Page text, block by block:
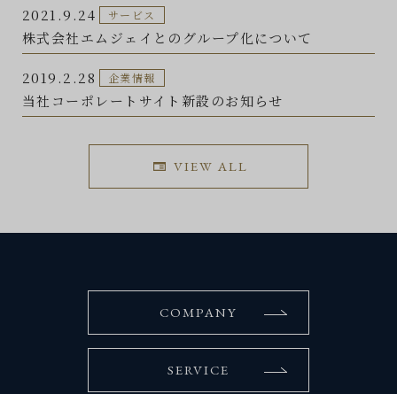
2021.9.24 サービス
株式会社エムジェイとのグループ化について
2019.2.28 企業情報
当社コーポレートサイト新設のお知らせ
VIEW ALL
COMPANY
SERVICE